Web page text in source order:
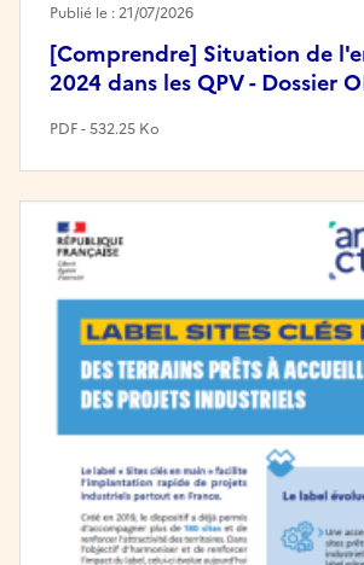
[Comprendre] Situation de
2024 dans les QPV - Dossier
Publié le : 21/07/2026
PDF - 532.25 Ko
Image